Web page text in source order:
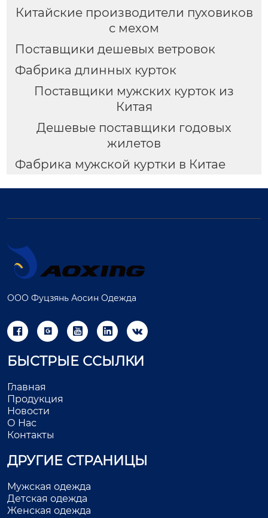
Китайские производители пуховиков
с мехом
Поставщики дешевых ветровок
Фабрика длинных курток
Поставщики мужских курток из
Китая
Дешевые поставщики годовых
жилетов
Фабрика мужской куртки в Китае
ООО Фуцзянь Аосин Одежда
    
БЫСТРЫЕ ССЫЛКИ
Главная
Продукция
Новости
О Нас
Контакты
ДРУГИЕ СТРАНИЦЫ
Мужская одежда
Детская одежда
Женская одежда